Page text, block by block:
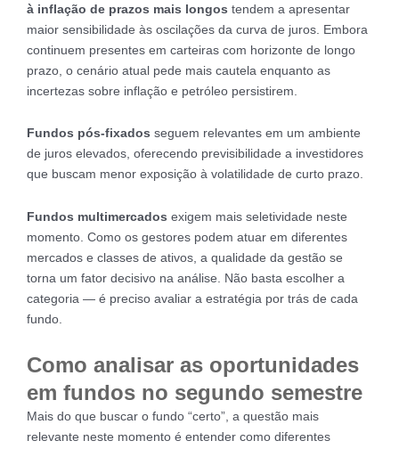
à inflação de prazos mais longos tendem a apresentar
maior sensibilidade às oscilações da curva de juros. Embora
continuem presentes em carteiras com horizonte de longo
prazo, o cenário atual pede mais cautela enquanto as
incertezas sobre inflação e petróleo persistirem.
Fundos pós-fixados seguem relevantes em um ambiente
de juros elevados, oferecendo previsibilidade a investidores
que buscam menor exposição à volatilidade de curto prazo.
Fundos multimercados exigem mais seletividade neste
momento. Como os gestores podem atuar em diferentes
mercados e classes de ativos, a qualidade da gestão se
torna um fator decisivo na análise. Não basta escolher a
categoria — é preciso avaliar a estratégia por trás de cada
fundo.
Como analisar as oportunidades
em fundos no segundo semestre
Mais do que buscar o fundo “certo”, a questão mais
relevante neste momento é entender como diferentes